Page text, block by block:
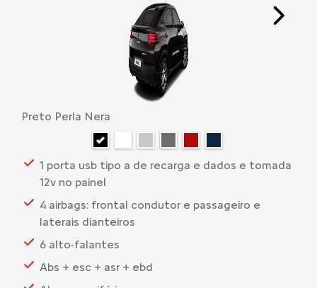
Preto Perla Nera
1 porta usb tipo a de recarga e dados e tomada
12v no painel
4 airbags: frontal condutor e passageiro e
laterais dianteiros
6 alto-falantes
Abs + esc + asr + ebd
Next